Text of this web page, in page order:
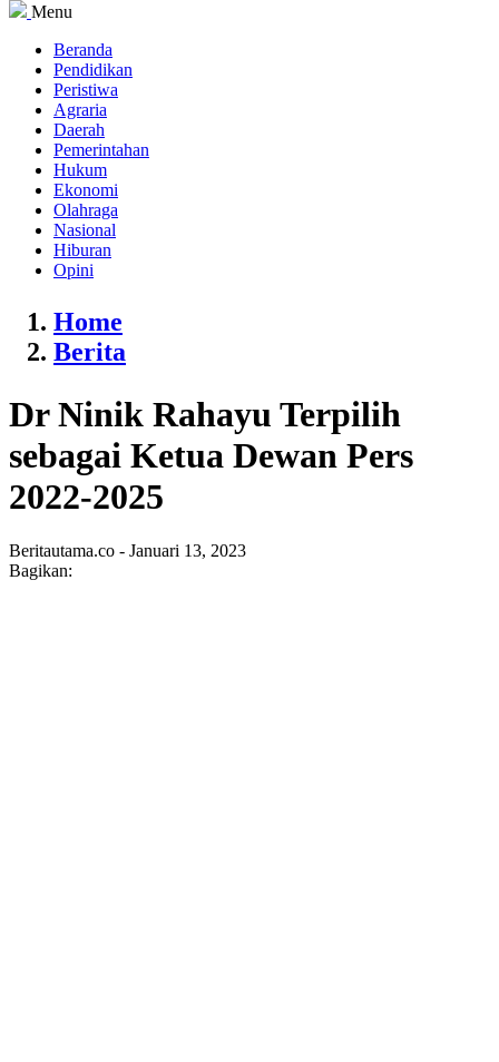
Menu
Beranda
Pendidikan
Peristiwa
Agraria
Daerah
Pemerintahan
Hukum
Ekonomi
Olahraga
Nasional
Hiburan
Opini
Home
Berita
Dr Ninik Rahayu Terpilih
sebagai Ketua Dewan Pers
2022-2025
Beritautama.co - Januari 13, 2023
Bagikan: